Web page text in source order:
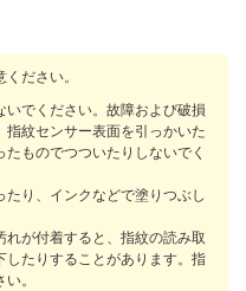
ださい。
でください。故障および破損
紋センサー表面を引っかいた
ものでつついたりしないでく
り、インクなどで塗りつぶし
が付着すると、指紋の読み取
したりすることがあります。指
。